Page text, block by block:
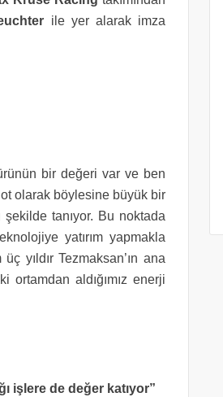
ile yer alarak imza
bir değeri var ve ben
olarak böylesine büyük bir
tanıyor. Bu noktada
yatırım yapmakla
yıldır Tezmaksan’ın ana
ortamdan aldığımız enerji
işlere de değer katıyor”